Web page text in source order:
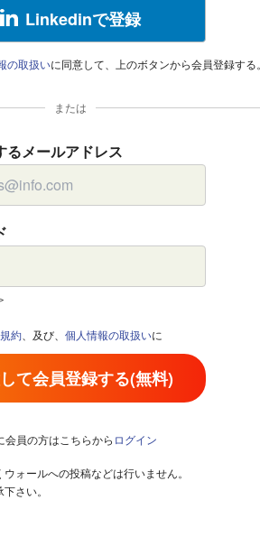
Linkedinで登録
の取扱いに同意して、上のボタンから会員登録する。
または
るメールアドレス
約 、及び、 個人情報の取扱いに
て会員登録する(無料)
会員の方はこちらから ログイン
ォールへの投稿などは行いません。
さい。